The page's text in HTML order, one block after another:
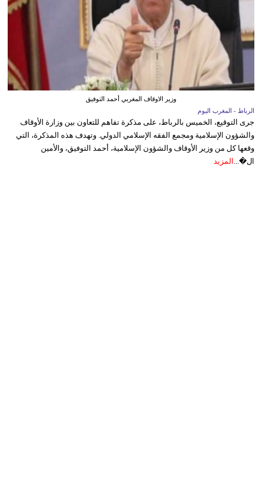
وزير الاوقاف المغربي أحمد التوفيق
الرباط - المغرب اليوم
جرى التوقيع، الخميس بالرباط، على مذكرة تفاهم للتعاون بين وزارة الأوقاف
والشؤون الإسلامية ومجمع الفقه الإسلامي الدولي. وتهدف هذه المذكرة، التي
وقعها كل من وزير الأوقاف والشؤون الإسلامية، أحمد التوفيق، والأمين
ال�... المزيد